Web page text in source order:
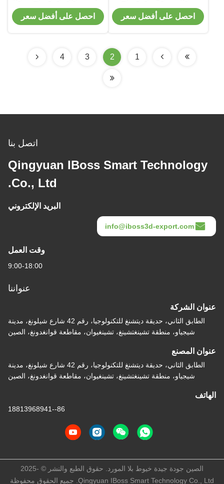
1.75ملم أسلاك الطباعة
ثلاثية الأبعاد
احصل على أفضل سعر
1.75mm أسلاك PLA
احصل على أفضل سعر
1
2
3
4
اتصل بنا
Qingyuan IBoss Smart Technology
Co., Ltd.
البريد الإلكتروني
info@iboss3d-export.com
وقت العمل
9:00-18:00
عنواننا
عنوان الشركة
الطابق الثاني، حديقة ديتشنغ للتكنولوجيا، رقم 42 شارع شيلونغ، مدينة
شيجياو، منطقة تشينغتشينغ، تشينغيوان، مقاطعة قوانغدونغ، الصين
عنوان المصنع
الطابق الثاني، حديقة ديتشنغ للتكنولوجيا، رقم 42 شارع شيلونغ، مدينة
شيجياو، منطقة تشينغتشينغ، تشينغيوان، مقاطعة قوانغدونغ، الصين
الهاتف
86--18813968941
الصين جودة جيدة خيوط بلا المورد. حقوق الطبع والنشر © -2025
Qingyuan IBoss Smart Technology Co., Ltd. جميع الحقوق محفوظة